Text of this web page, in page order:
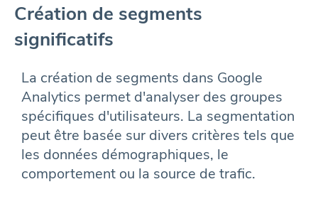
Création de segments
significatifs
La création de segments dans Google
Analytics permet d'analyser des groupes
spécifiques d'utilisateurs. La segmentation
peut être basée sur divers critères tels que
les données démographiques, le
comportement ou la source de trafic.